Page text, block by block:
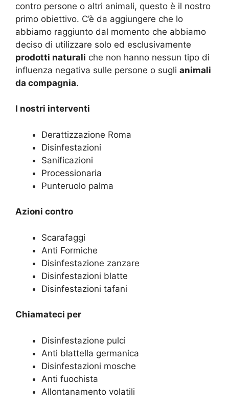
contro persone o altri animali, questo è il nostro
primo obiettivo. C’è da aggiungere che lo
abbiamo raggiunto dal momento che abbiamo
deciso di utilizzare solo ed esclusivamente
prodotti naturali che non hanno nessun tipo di
influenza negativa sulle persone o sugli animali
da compagnia.
I nostri interventi
Derattizzazione Roma
Disinfestazioni
Sanificazioni
Processionaria
Punteruolo palma
Azioni contro
Scarafaggi
Anti Formiche
Disinfestazione zanzare
Disinfestazioni blatte
Disinfestazioni tafani
Chiamateci per
Disinfestazione pulci
Anti blattella germanica
Disinfestazioni mosche
Anti fuochista
Allontanamento volatili